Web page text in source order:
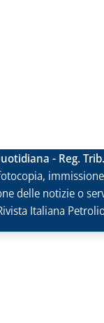
- Reg.
delle notizie o
Italiana